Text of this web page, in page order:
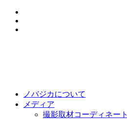
ノバジカについて
メディア
撮影取材コーディネート